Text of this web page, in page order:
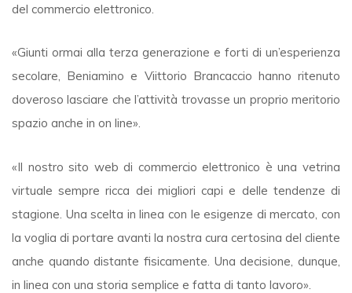
del commercio elettronico.
«Giunti ormai alla terza generazione e forti di un’esperienza
secolare, Beniamino e Viittorio Brancaccio hanno ritenuto
doveroso lasciare che l’attività trovasse un proprio meritorio
spazio anche in on line».
«Il nostro sito web di commercio elettronico è una vetrina
virtuale sempre ricca dei migliori capi e delle tendenze di
stagione. Una scelta in linea con le esigenze di mercato, con
la voglia di portare avanti la nostra cura certosina del cliente
anche quando distante fisicamente. Una decisione, dunque,
in linea con una storia semplice e fatta di tanto lavoro».